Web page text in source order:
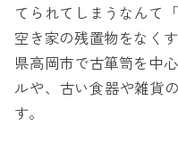
てられてしまうなんて
空き家の残置物をなく
県高岡市で古箪笥を中
ルや、古い食器や雑貨
す。